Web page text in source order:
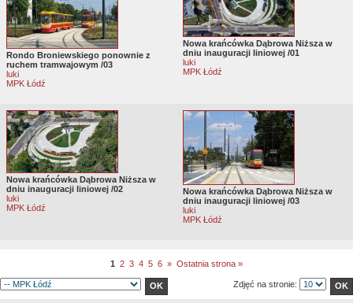
Rondo Broniewskiego ponownie z
ruchem tramwajowym /03
luki
MPK Łódź
Nowa krańcówka Dąbrowa Niższa w
dniu inauguracji liniowej /01
luki
MPK Łódź
Nowa krańcówka Dąbrowa Niższa w
dniu inauguracji liniowej /02
luki
MPK Łódź
Nowa krańcówka Dąbrowa Niższa w
dniu inauguracji liniowej /03
luki
MPK Łódź
1 2 3 4 5 6 » Ostatnia strona »
Zdjęć na stronie: